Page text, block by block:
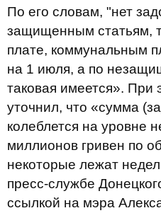
По его словам, "нет
защищенным статьям,
плате, коммунальным
на 1 июля, а по
таковая имеется».
уточнил, что «сумма
колеблется на уровне
миллионов гривен по
некоторые лежат
пресс-службе
ссылкой на мэра